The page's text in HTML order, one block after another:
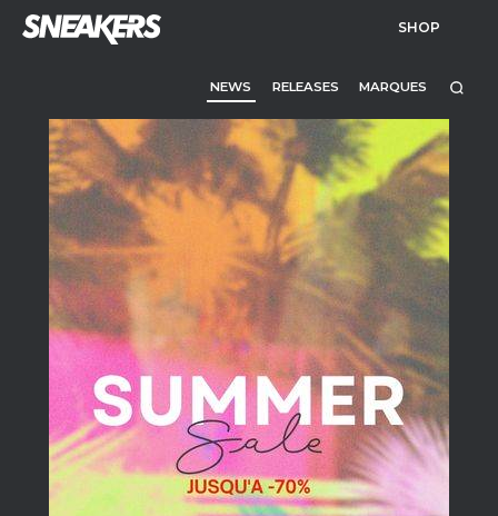
SHOP
NEWS RELEASES MARQUES